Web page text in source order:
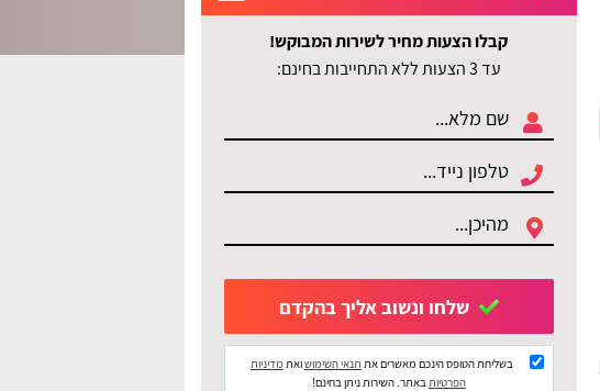
קבלו הצעות מחיר לשירות המבוקש!
עד 3 הצעות ללא התחייבות בחינם:
שלחו ונשוב אליך בהקדם
בשליחת הטופס הינכם מאשרים את תנאי השימושואת מדיניות
הפרטיותבאתר. השירות ניתן בחינם!